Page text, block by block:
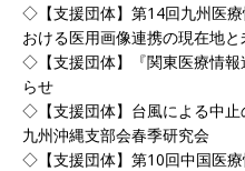
◇【支援団体】第14回九州医
おける医用画像連携の現在地
◇【支援団体】『関東医療情
らせ
◇【支援団体】台風による中
九州沖縄支部会春季研究会
◇【支援団体】第10回中国医